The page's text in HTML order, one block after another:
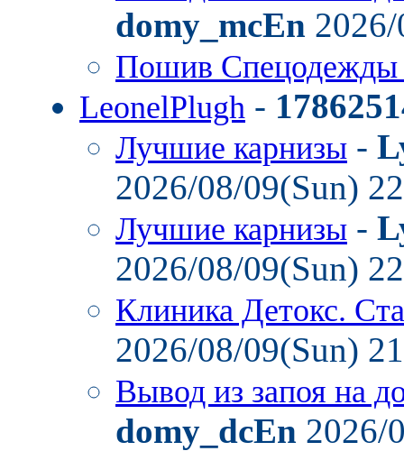
domy_mcEn
Пошив
LeonelPlugh -
Лучшие карнизы -
2026/08/09(Sun)
Лучшие карнизы -
2026/08/09(Sun)
Клиника Детокс.
2026/08/09(Sun)
Вывод из запоя на
domy_dcEn 2026/